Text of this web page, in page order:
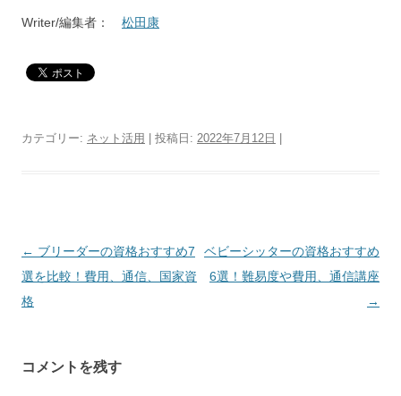
Writer/編集者： 松田康
カテゴリー: ネット活用 | 投稿日: 2022年7月12日 |
投
稿
ナ
ー
← ブリーダーの資格おすすめ7
選を比較！費用、通信、国家資
格
ベビーシッターの資格おすすめ
6選！難易度や費用、通信講座
→
コメントを残す